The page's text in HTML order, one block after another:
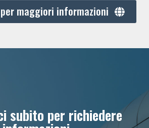
maggiori informazioni
subito per richiedere